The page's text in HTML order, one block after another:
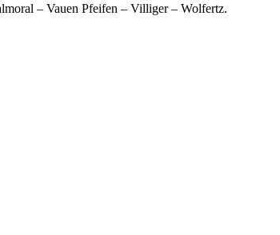
– Vauen Pfeifen – Villiger – Wolfertz.